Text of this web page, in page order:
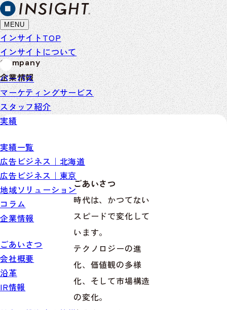
MENU
インサイトTOP
インサイトについて
パーパス
マーケティングサービス
スタッフ紹介
実績
実績一覧
広告ビジネス｜北海道
広告ビジネス｜東京
地域ソリューション
コラム
企業情報
ごあいさつ
会社概要
沿革
IR情報
Company
企業情報
ごあいさつ
時代は、かつてない
スピードで変化して
います。
テクノロジーの進
化、価値観の多様
化、そして市場構造
の変化。